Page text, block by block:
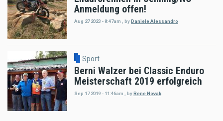
Anmeldung offen!
Aug 27 2023 - 8:47am byDaniele Alessandro
Sport
Berni Walzer bei Classic Enduro
Meisterschaft 2019 erfolgreich
Sep 17 2019 - 11:46am byRene Novak